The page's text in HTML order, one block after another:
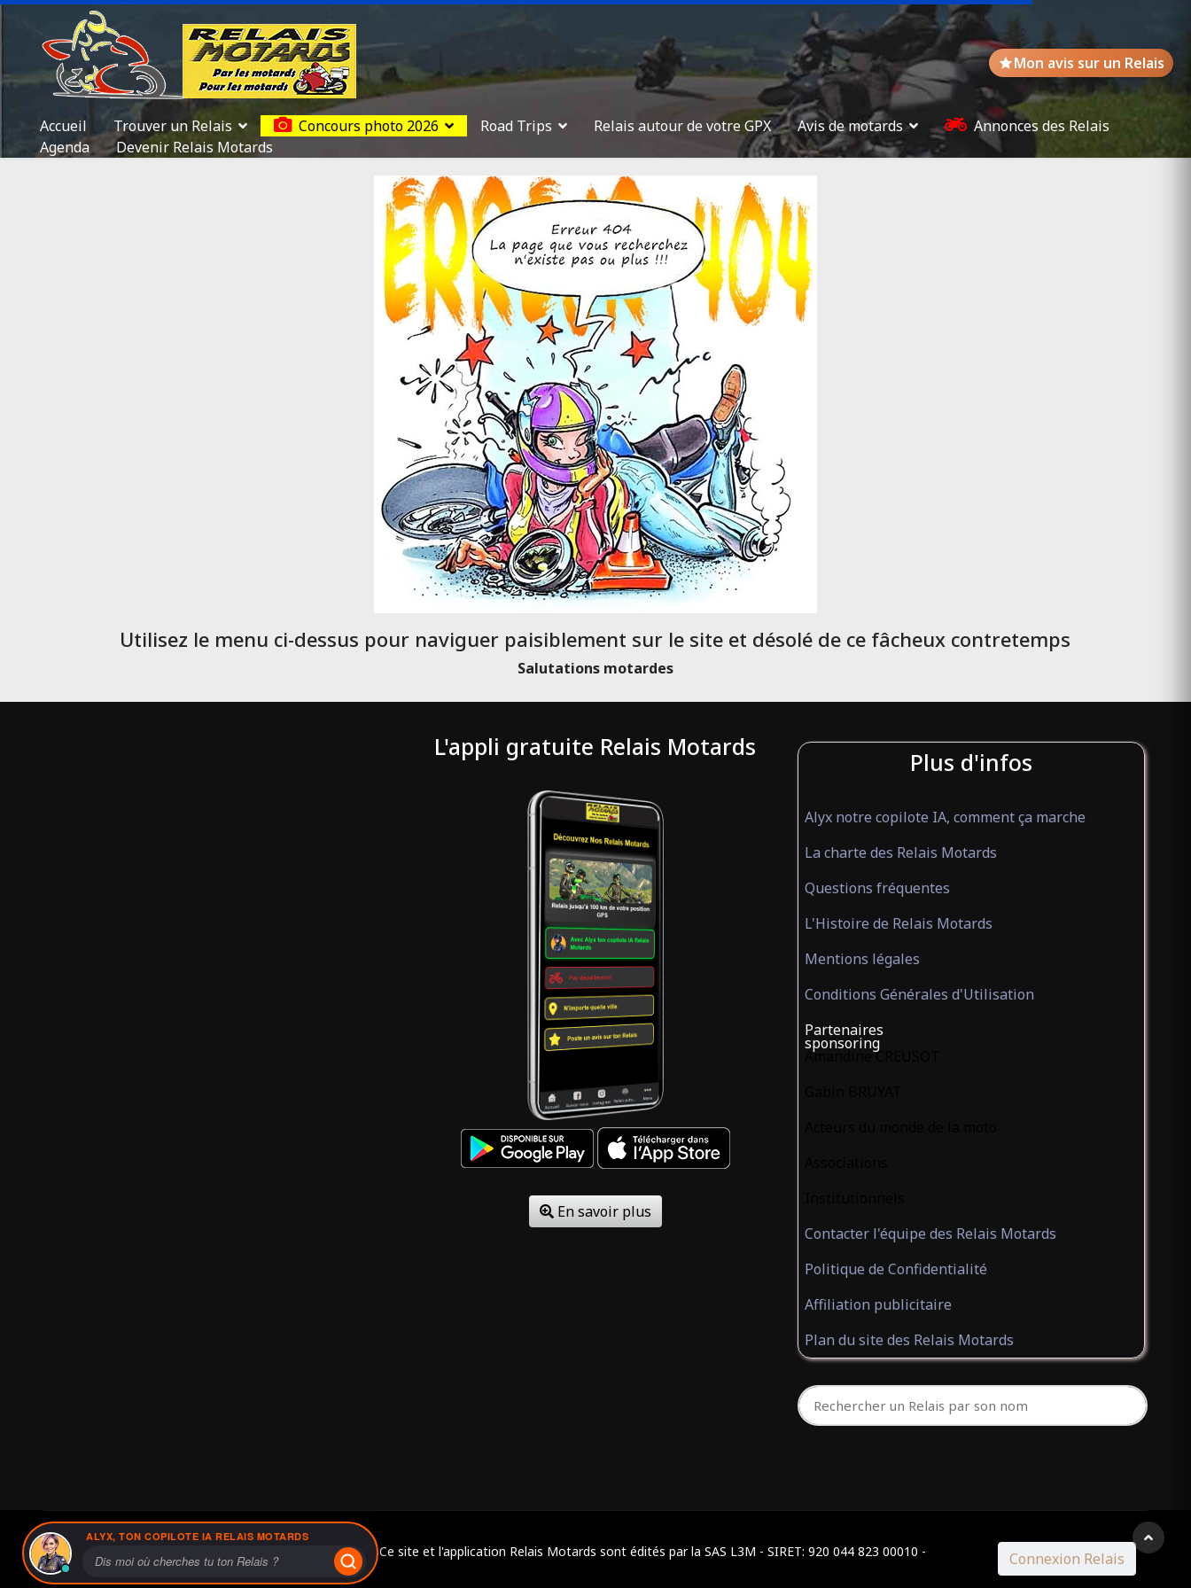
Mon avis sur un Relais
Accueil Trouver un Relais Concours photo 2026 Road Trips Relais autour de votre GPX Avis de motards
Annonces des Relais
Agenda
Devenir Relais Motards
Utilisez le menu ci-dessus pour naviguer paisiblement sur le site et désolé de ce fâcheux contretemps
Salutations motardes
L'appli gratuite Relais Motards
En savoir plus
Plus d'infos
Alyx notre copilote IA, comment ça marche
La charte des Relais Motards
Questions fréquentes
L'Histoire de Relais Motards
Mentions légales
Conditions Générales d'Utilisation
Partenaires
sponsoring
Amandine CREUSOT
Contacter l'équipe des Relais Motards
Politique de Confidentialité
Affiliation publicitaire
Plan du site des Relais Motards
Relais Motards® - 06 41 31 07 17 - Ce site et l'application Relais Motards sont édités par la SAS L3M - SIRET: 920 044 823 00010 - Connexion Relais
ALYX, TON COPILOTE IA RELAIS MOTARDS